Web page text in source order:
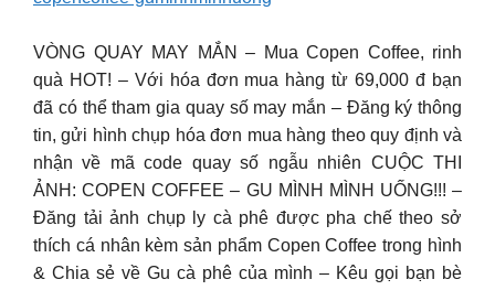
VÒNG QUAY MAY MẮN – Mua Copen Coffee, rinh
quà HOT! – Với hóa đơn mua hàng từ 69,000 đ bạn
đã có thể tham gia quay số may mắn – Đăng ký thông
tin, gửi hình chụp hóa đơn mua hàng theo quy định và
nhận về mã code quay số ngẫu nhiên CUỘC THI
ẢNH: COPEN COFFEE – GU MÌNH MÌNH UỐNG!!! –
Đăng tải ảnh chụp ly cà phê được pha chế theo sở
thích cá nhân kèm sản phẩm Copen Coffee trong hình
& Chia sẻ về Gu cà phê của mình – Kêu gọi bạn bè